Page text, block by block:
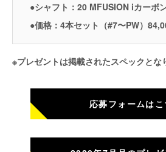
●シャフト：20 MFUSION iカーボン
●価格：4本セット（#7〜PW）
※プレゼントは掲載されたスペックとな
応募フォームはこ